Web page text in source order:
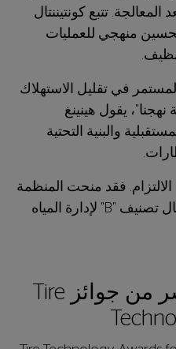
المعالجة. تتبع كونتيننتال
تحسين منهجي للعمليات
في تقليل الاستهلاك
يقول هينينغ
والبنية التحتية
الالتزام. فقد منحت المنظمة
المستقلة CDP مؤخرًا كونتيننتال تصنيف "B" لإدارة المياه
الإصدار الثامن عشر من جوائز Tire